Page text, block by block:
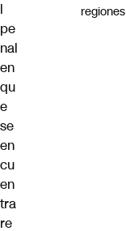
l
pe
nal
en
qu
e
se
en
cu
en
tra
re
regiones